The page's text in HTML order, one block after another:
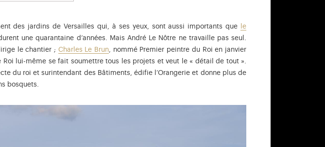
des jardins de Versailles qui, à ses yeux, sont aussi importants que
le
une quarantaine d’années. Mais André Le Nôtre ne travaille pas seul.
le chantier ; Charles Le Brun, nommé Premier peintre du Roi en janvier
lui-même se fait soumettre tous les projets et veut le « détail de tout ».
du roi et surintendant des Bâtiments, édifie l’Orangerie et donne plus de
bosquets.